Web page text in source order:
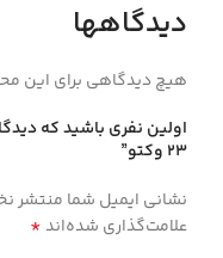
دیدگاهها
هیچ دیدگاهی برای این
اولین نفری باشید که
23 وکتو”
نشانی ایمیل شما منتشر
علامت‌گذاری شده‌اند*